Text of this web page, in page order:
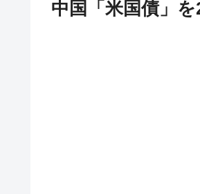
中国「米国債」